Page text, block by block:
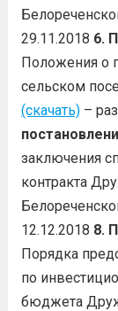
29.11.2018 6.
Положения о
сельском
(скачать)–
заключения
контракта
12.12.2018 8.
Порядка
по
бюджета